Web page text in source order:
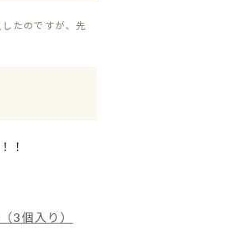
たのですが、先
！
3個入り）